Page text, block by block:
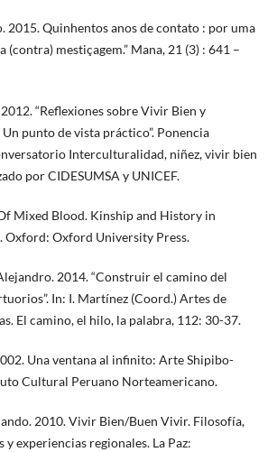
2015. Quinhentos anos de contato : por uma
(contra) mestiçagem.” Mana, 21 (3) : 641 –
“Reflexiones sobre Vivir Bien y
punto de vista práctico”. Ponencia
Interculturalidad, niñez, vivir bien
por CIDESUMSA y UNICEF.
Mixed Blood. Kinship and History in
Oxford: Oxford University Press.
2014. “Construir el camino del
In: I. Martínez (Coord.) Artes de
El camino, el hilo, la palabra, 112: 30-37.
Una ventana al infinito: Arte Shipibo-
Cultural Peruano Norteamericano.
2010. Vivir Bien/Buen Vivir. Filosofía,
y experiencias regionales. La Paz: